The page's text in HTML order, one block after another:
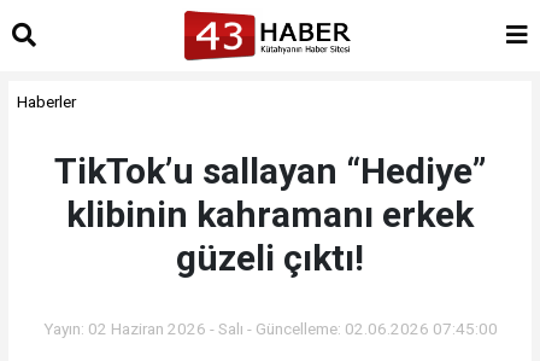
Haberler
TikTok’u sallayan “Hediye”
klibinin kahramanı erkek
güzeli çıktı!
Yayın: 02 Haziran 2026 - Salı - Güncelleme: 02.06.2026 07:45:00